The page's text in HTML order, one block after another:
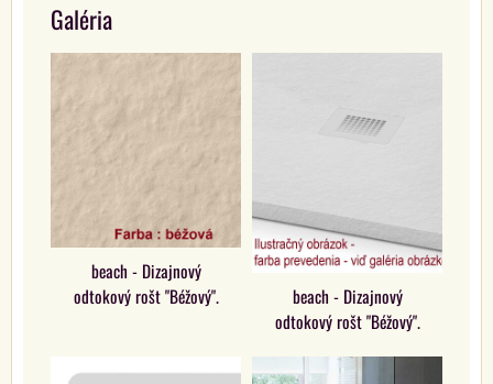
Galéria
beach - Dizajnový
odtokový rošt "Béžový".
beach - Dizajnový
odtokový rošt "Béžový".